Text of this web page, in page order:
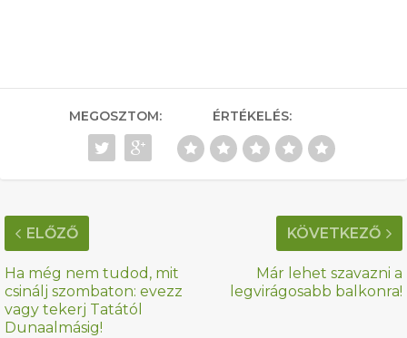
MEGOSZTOM: ÉRTÉKELÉS:
ELŐZŐ
Ha még nem tudod, mit
csinálj szombaton: evezz
vagy tekerj Tatától
Dunaalmásig!
KÖVETKEZŐ
Már lehet szavazni a
legvirágosabb balkonra!